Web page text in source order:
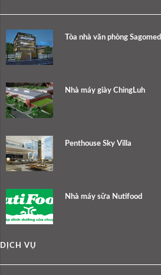
Tòa nhà văn phòng Sagomed
Nhà máy giày ChingLuh
Penthouse Sky Villa
Nhà máy sữa Nutifood
DỊCH VỤ